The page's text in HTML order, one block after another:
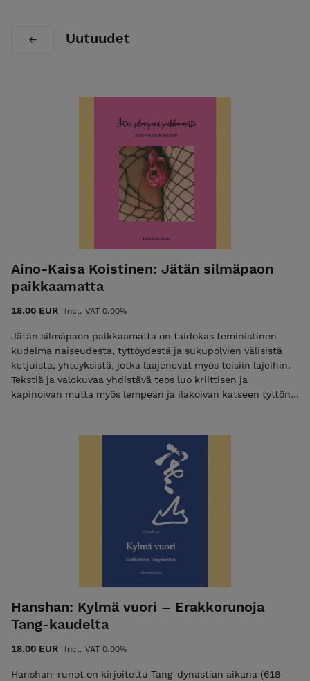
Uutuudet
Aino-Kaisa Koistinen: Jätän silmäpaon
paikkaamatta
18.00 EUR Incl. VAT 0.00%
Jätän silmäpaon paikkaamatta on taidokas feministinen
kudelma naiseudesta, tyttöydestä ja sukupolvien välisistä
ketjuista, yhteyksistä, jotka laajenevat myös toisiin lajeihin.
Tekstiä ja valokuvaa yhdistävä teos luo kriittisen ja
kapinoivan mutta myös lempeän ja ilakoivan katseen tyttönä
Hän työskentelee parhaillaan Taideyliopiston
tutkimusinstituutissa, jossa hän tutkii kirjoittamisen
taidetta, kirjoittamalla. Koistisen edellinen runoteos
Uhanalaiset ja silmälläpidettävät ilmestyi vuonna 2021
(Palladium Kirjat). Hänen runoissaan seikkailevat usein
naiset, kissat ja muut eläimet. Runokokoelma, 2026 INFO: 96
sivua, koko A5, kovakantinen ISBN: 978-952-7256-60-2
Hanshan: Kylmä vuori – Erakkorunoja
Tang-kaudelta
18.00 EUR Incl. VAT 0.00%
Hanshan-runot on kirjoitettu Tang-dynastian aikana (618-